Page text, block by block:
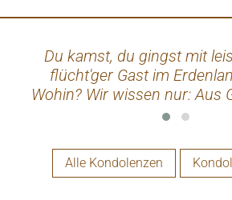
Du kamst, du gingst mit
flücht'ger Gast im
Wohin? Wir wissen nur: Aus
in Gottes Hand.
Alle Kondolenzen